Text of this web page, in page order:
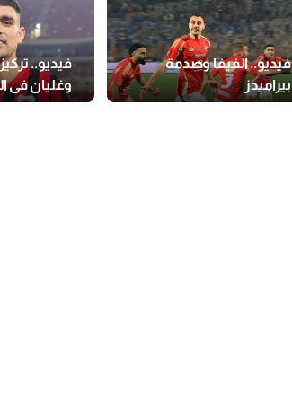
فيديو.. الفيفا وصدمة
بيراميدز
فيديو..
وغليان في